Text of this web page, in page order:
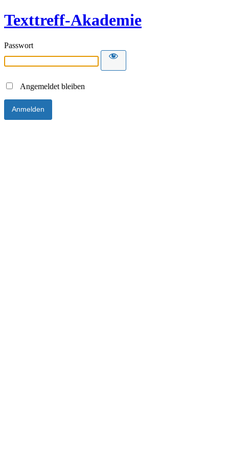
Texttreff-Akademie
Passwort
Angemeldet bleiben